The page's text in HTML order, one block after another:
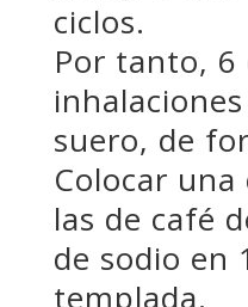
ciclos.
Por tanto, 6
suero, de
Colocar
las de café
de sodio en
templada.